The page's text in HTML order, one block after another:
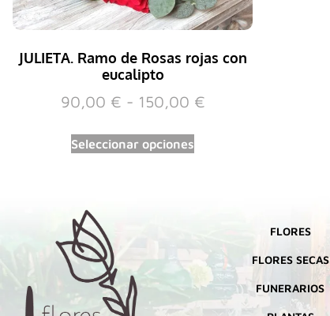
JULIETA. Ramo de Rosas rojas con
eucalipto
90,00 € - 150,00 €
Seleccionar opciones
FLORES
FLORES SECAS
FUNERARIOS